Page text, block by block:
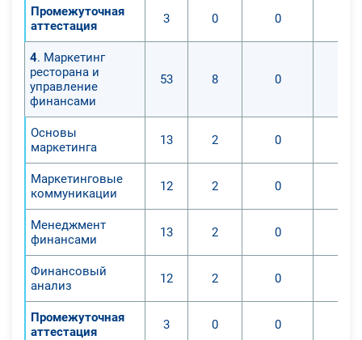
Промежуточная
аттестация
3 0 0
4. Маркетинг
ресторана и
управление
финансами
53 8 0
Основы
маркетинга
13 2 0
Маркетинговые
коммуникации
12 2 0
Менеджмент
финансами
13 2 0
Финансовый
анализ
12 2 0
Промежуточная
аттестация
3 0 0